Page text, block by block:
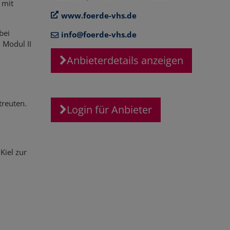
mit
Modul II
zur
www.foerde-vhs.de
info@foerde-vhs.de
Anbieterdetails anzeigen
Login für Anbieter